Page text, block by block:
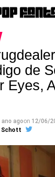
de
Eyes,
ano agoon 12/06/
Schott